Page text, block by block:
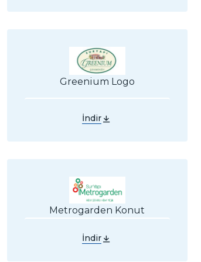
Greenium Logo
İndir
Metrogarden Konut
İndir